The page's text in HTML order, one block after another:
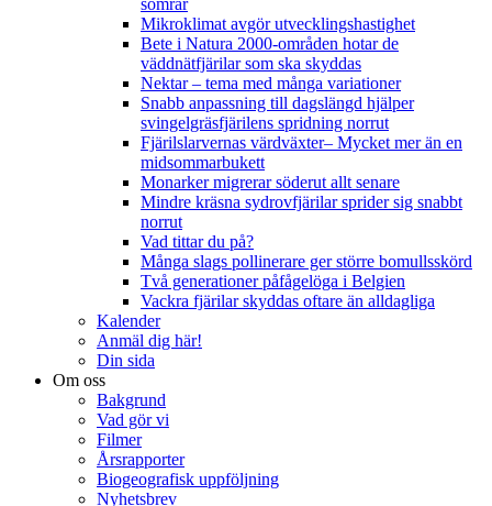
Mikroklimat avgör utvecklingshastighet
Bete i Natura 2000-områden hotar de
väddnätfjärilar som ska skyddas
Nektar – tema med många variationer
Snabb anpassning till dagslängd hjälper
svingelgräsfjärilens spridning norrut
Fjärilslarvernas värdväxter– Mycket mer än en
midsommarbukett
Monarker migrerar söderut allt senare
Mindre kräsna sydrovfjärilar sprider sig snabbt
norrut
Vad tittar du på?
Många slags pollinerare ger större bomullsskörd
Två generationer påfågelöga i Belgien
Vackra fjärilar skyddas oftare än alldagliga
Kalender
Anmäl dig här!
Din sida
Om oss
Bakgrund
Vad gör vi
Filmer
Årsrapporter
Biogeografisk uppföljning
Nyhetsbrev